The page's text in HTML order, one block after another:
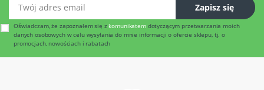
Zapisz się
Oświadczam, że zapoznałem się z komunikatemdotyczącym przetwarzania moich
danych osobowych w celu wysyłania do mnie informacji o ofercie sklepu, tj. o
promocjach, nowościach i rabatach